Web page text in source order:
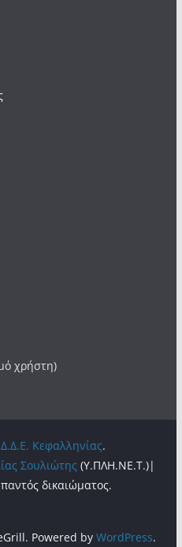
χρήστη)
Δ.Δ.Ε. Κεφαλληνίας.
Σουλιώτης (Υ.ΠΛΗ.ΝΕ.Τ.)|
δικαιώματος.
Powered by WordPress.